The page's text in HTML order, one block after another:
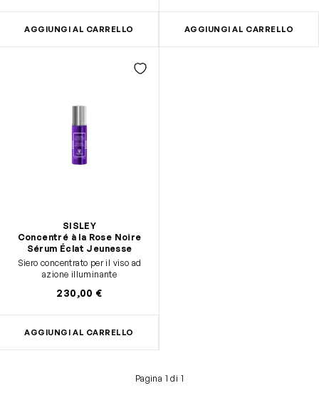
AGGIUNGI AL CARRELLO AGGIUNGI AL CARRELLO
SISLEY
Concentré à la Rose Noire
Sérum Éclat Jeunesse
Siero concentrato per il viso ad
azione illuminante
230,00 €
AGGIUNGI AL CARRELLO
Pagina 1 di 1